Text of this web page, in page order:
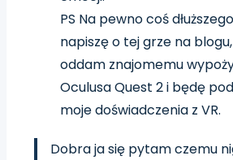
PS Na pewno coś
napiszę o tej grze na
oddam znajomemu
Oculusa Quest 2 i będę
moje doświadczenia z VR.
Dobra ja się pytam czemu